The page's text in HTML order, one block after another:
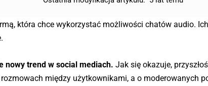
która chce wykorzystać możliwości chatów audio.
nowy trend w social mediach. Jak się okazuje,
między użytkownikami, a o moderowanych